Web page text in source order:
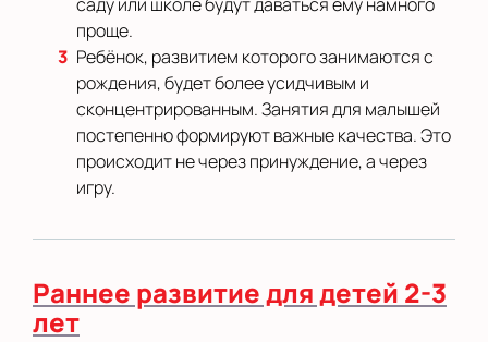
проще.
Ребёнок, развитием которого занимаются с
рождения, будет более усидчивым и
сконцентрированным. Занятия для малышей
постепенно формируют важные качества. Это
происходит не через принуждение, а через
игру.
Раннее развитие для детей 2-3
лет